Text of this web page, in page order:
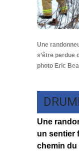
Une
s’être perdue
photo Eric
Une
un sentier
chemin du